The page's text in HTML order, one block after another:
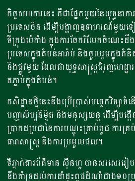
កិច្ចសហការនេះ គឺជាផ្នែកមួយនៃយុទ្ធនា
ប្រទេសចិន ដើម្បីបង្ហាញឧទាហរណ៍មួយទ
ទីក្រុងប៉េកាំង ក្នុងការចែករំលែកចំណេះដឹ
ប្រទេសក្នុងតំបន់អារ៉ាប់ និងចូលរួមក្នុងគំនិត
និងផ្លូវមួយ ដែលជាយុទ្ធសាស្ត្រជំរុញហេដ្ឋារ
តភ្ជាប់ក្នុងតំបន់។
កសិដ្ឋានថ្មីនេះនឹងប្រើប្រាស់បច្ចេកវិទ្យា
បញ្ញាសិប្បនិម្មិត និងមនុស្សយន្ត ដើម្បីបង្ក
ប្រាកដប្រជានៃការបណ្ដុះគ្រាប់ពូជ ការគ្រ
ធារាសាស្រ្ត និងការប្រមូលផល។
ទីភ្នាក់ងារព័ត៌មាន​​ ស៊ីនហួ បានសរសេររៀ
នឹងគាំទ្រដល់ការដាំដុះពូជដំណាំជាង១០ប្